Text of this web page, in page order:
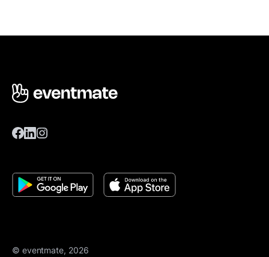
© eventmate, 2026